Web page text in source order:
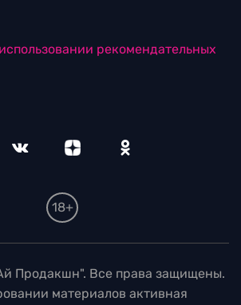
рекомендательных
18+
Продакшн". Все права защищены.
материалов активная